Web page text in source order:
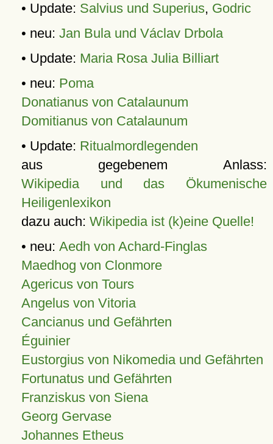
• Update: Salvius und Superius, Godric
• neu: Jan Bula und Václav Drbola
• Update: Maria Rosa Julia Billiart
• neu: Poma
Donatianus von Catalaunum
Domitianus von Catalaunum
• Update: Ritualmordlegenden
aus gegebenem Anlass:
Wikipedia und das Ökumenische
Heiligenlexikon
dazu auch: Wikipedia ist (k)eine Quelle!
• neu: Aedh von Achard-Finglas
Maedhog von Clonmore
Agericus von Tours
Angelus von Vitoria
Cancianus und Gefährten
Éguinier
Eustorgius von Nikomedia und Gefährten
Fortunatus und Gefährten
Franziskus von Siena
Georg Gervase
Johannes Etheus